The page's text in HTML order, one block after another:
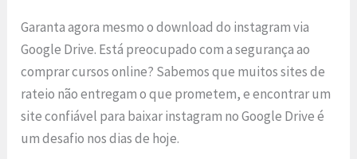
Garanta agora mesmo o download do instagram via
Google Drive. Está preocupado com a segurança ao
comprar cursos online? Sabemos que muitos sites de
rateio não entregam o que prometem, e encontrar um
site confiável para baixar instagram no Google Drive é
um desafio nos dias de hoje.